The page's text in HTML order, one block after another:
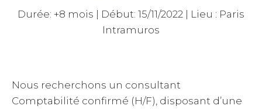
Durée: +8 mois | Début: 15/11/2022 | Lieu : Paris
Intramuros
Nous recherchons un consultant
Comptabilité confirmé (H/F), disposant d’une